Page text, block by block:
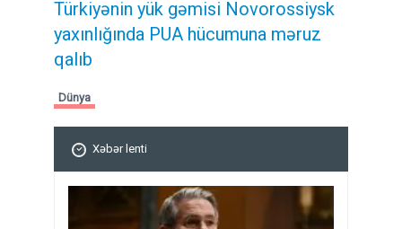
Türkiyənin yük gəmisi Novorossiysk
yaxınlığında PUA hücumuna məruz
qalıb
Dünya
Xəbər lenti